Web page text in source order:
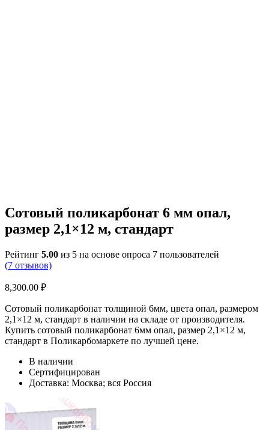
Сотовый поликарбонат 6 мм опал,
размер 2,1×12 м, стандарт
Рейтинг 5.00 из 5 на основе опроса 7 пользователей
(7 отзывов)
8,300.00 ₽
Сотовый поликарбонат толщиной 6мм, цвета опал, размером
2,1×12 м, стандарт в наличии на складе от производителя.
Купить сотовый поликарбонат 6мм опал, размер 2,1×12 м,
стандарт в Поликарбомаркете по лучшей цене.
В наличии
Сертифицирован
Доставка: Москва; вся Россия